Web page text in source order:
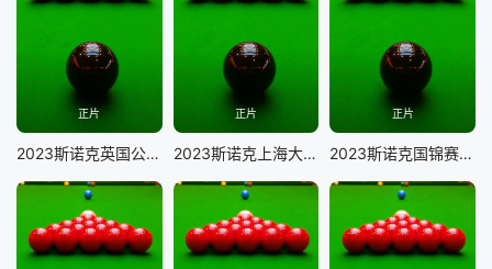
正片
2023斯诺克英国公开赛 延期资格赛 吕昊天VS吉尔伯特
正片
2023斯诺克上海大师赛 罗尼·奥沙利文VS约翰·希金斯
正片
2023斯诺克国锦赛 资格赛 马克·艾伦VS马海龙